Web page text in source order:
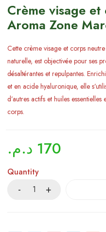
Crème visage et
Aroma Zone
Cette crème visage et corps
naturelle, est objectivée pour ses
désaltérantes et repulpantes.
et en acide hyaluronique, elle
d’autres actifs et huiles
corps.
170 د.م.
Quantity